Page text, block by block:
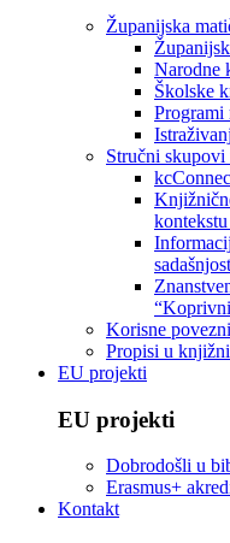
Županijska
Narodne
Školske
Programi
Stručni
Korisne
Propisi u
EU projekti
EU projekti
Dobrodošli u
Erasmus+
Kontakt